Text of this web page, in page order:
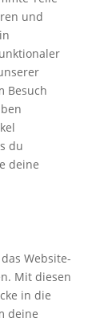
und
Besuch
du
deine
Website-
Mit diesen
in die
deine